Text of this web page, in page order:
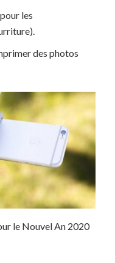
les
des photos
le Nouvel An 2020